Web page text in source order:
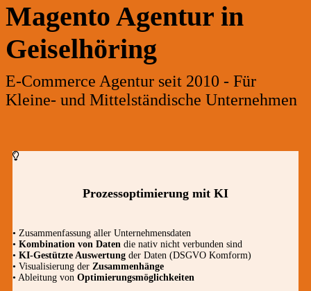
Magento Agentur in
Geiselhöring
E-Commerce Agentur seit 2010 - Für
Kleine- und Mittelständische Unternehmen
Prozessoptimierung mit KI
• Zusammenfassung aller Unternehmensdaten
• Kombination von Daten die nativ nicht verbunden sind
• KI-Gestützte Auswertung der Daten (DSGVO Komform)
• Visualisierung der Zusammenhänge
• Ableitung von Optimierungsmöglichkeiten